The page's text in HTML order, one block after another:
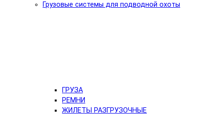
Грузовые системы для подводной охоты
ГРУЗА
РЕМНИ
ЖИЛЕТЫ РАЗГРУЗОЧНЫЕ